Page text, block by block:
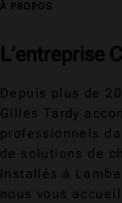
À PROPOS
L’entreprise
Depuis plus de
Gilles Tardy
professionnels
de solutions de
Installés à
nous vous